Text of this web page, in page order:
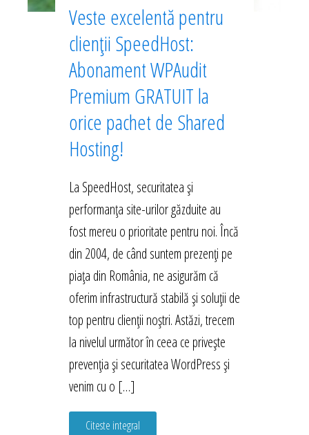
Veste excelentă pentru
clienții SpeedHost:
Abonament WPAudit
Premium GRATUIT la
orice pachet de Shared
Hosting!
La SpeedHost, securitatea și
performanța site-urilor găzduite au
fost mereu o prioritate pentru noi. Încă
din 2004, de când suntem prezenți pe
piața din România, ne asigurăm că
oferim infrastructură stabilă și soluții de
top pentru clienții noștri. Astăzi, trecem
la nivelul următor în ceea ce privește
prevenția și securitatea WordPress și
venim cu o […]
Citeste integral